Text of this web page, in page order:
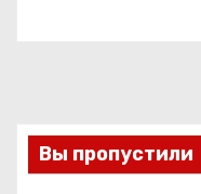
Вы пропустили